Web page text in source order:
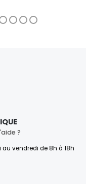
?
vendredi de 8h à 18h